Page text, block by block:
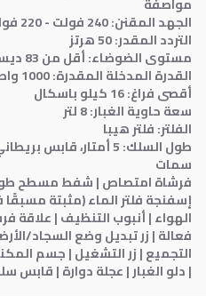
الجهد المقنن: 240 فولت - 220 فولت
التردد المقدر: 50 هرتز
مستوى الضوضاء: أقل من 83 ديسيبل
القدرة المدخلة المقدرة: 1000 واط
أقصى فراغ: 16 كيلو باسكال
سعة حاوية الغبار: 8 لتر
الفلتر: فلتر هيبا
طول السلك: 5 أمتار، قابس بريطاني
سمات
إسفنجة فلتر الماء (مثبتة
الهواء | أنبوب التنظيف | علاقة
فعالة | زر تبديل وضع السجاد/
التجميع | زر التشغيل | جسم
| دلو الغبار | عجلة دوارة | قابس